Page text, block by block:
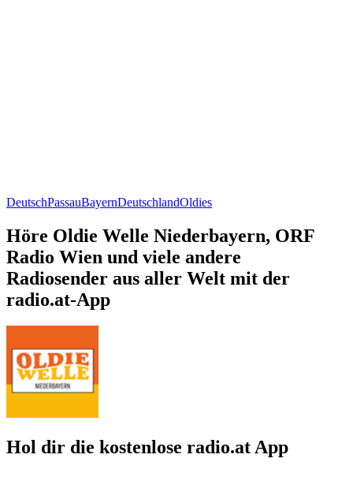
DeutschPassauBayernDeutschlandOldies
Höre Oldie Welle Niederbayern, ORF
Radio Wien und viele andere
Radiosender aus aller Welt mit der
radio.at-App
Hol dir die kostenlose radio.at App